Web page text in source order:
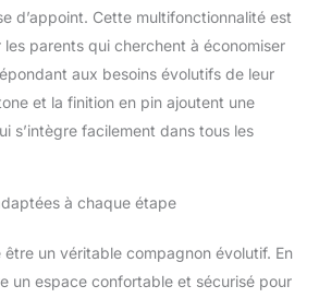
d’appoint. Cette multifonctionnalité est
parents qui cherchent à économiser
aux besoins évolutifs de leur
et la finition en pin ajoutent une
s’intègre facilement dans tous les
à chaque étape
être un véritable compagnon évolutif. En
un espace confortable et sécurisé pour